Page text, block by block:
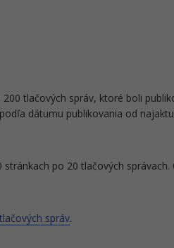
tlačových správ, ktoré boli
dátumu publikovania od
po 20 tlačových správach.
správ.